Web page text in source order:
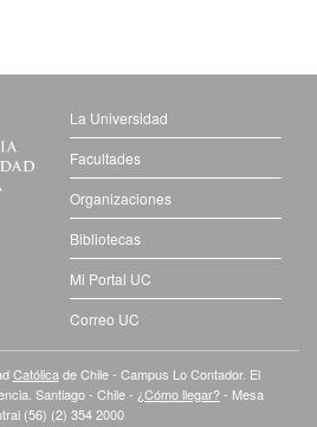
La Universidad
Facultades
Organizaciones
Bibliotecas
Mi Portal UC
Correo UC
Católica de Chile - Campus Lo Contador. El
Santiago - Chile - ¿Cómo llegar?- Mesa
(56) (2) 354 2000